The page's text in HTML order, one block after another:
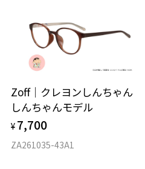
Zoff | Sanrio characters 特設ページは
お持ちのZoffメガネサイ
仕上がり寸法
D 仕上がりの横幅：約138mm
きます。
※保証期間内に交換が行われた場
延長されません。
安心2 視力測定無料
視力の変化を早めに発見す
力測定をおすすめいたしま
安心3 かかり具合調整
談ください。
＜メガネの度数情報がわからない方
オンラインストアでフレームの
実店舗で度付きにできます
ご購入時に「レンズ交換券」を
度数を測定のうえ、度付きレン
Zoff｜クレヨンしんちゃん
しんちゃんモデル
¥ 7,700
ZA261035-43A1